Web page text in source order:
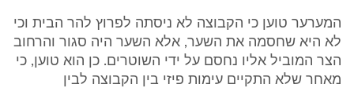
המערער טוען כי הקבוצה לא ניסתה לפרוץ להר הבית וכי
לא היא שחסמה את השער, אלא השער היה סגור והרחוב
הצר המוביל אליו נחסם על ידי השוטרים. כן הוא טוען, כי
מאחר שלא התקיים עימות פיזי בין הקבוצה לבין